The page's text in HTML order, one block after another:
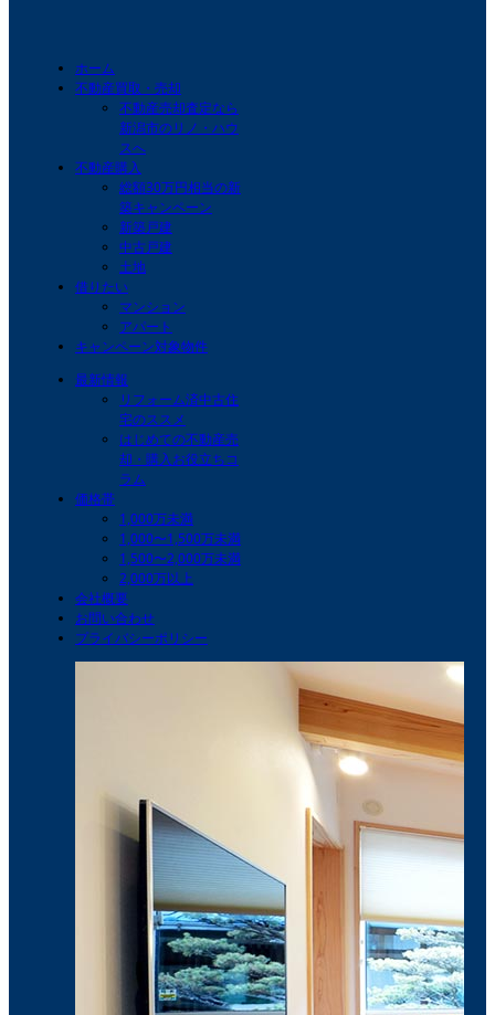
ホーム
不動産買取・売却
不動産売却査定なら
新潟市のリノ・ハウ
スへ
不動産購入
総額30万円相当の新
築キャンペーン
新築戸建
中古戸建
土地
借りたい
マンション
アパート
キャンペーン対象物件
最新情報
リフォーム済中古住
宅のススメ
はじめての不動産売
却・購入お役立ちコ
ラム
価格帯
1,000万未満
1,000〜1,500万未満
1,500〜2,000万未満
2,000万以上
会社概要
お問い合わせ
プライバシーポリシー